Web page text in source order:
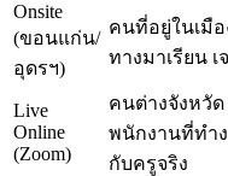
Onsite
(ขอนแก่น/
อุดรฯ)
คนที่อยู่ในเมือ
ทางมาเรียน
Live
Online
(Zoom)
คนต่างจังหวั
พนักงานที่ทำ
กับครูจริง